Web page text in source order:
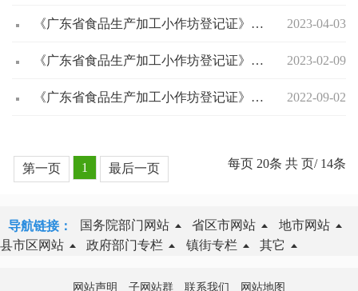
《广东省食品生产加工小作坊登记证》注销公示 2023-04-03
《广东省食品生产加工小作坊登记证》注销公示 2023-02-09
《广东省食品生产加工小作坊登记证》注销公示 2022-09-02
第一页 1 最后一页 每页 20条 共 页/ 14条
导航链接： 国务院部门网站 省区市网站
地市网站
县市区网站
政府部门专栏 镇街专栏 其它
网站声明 子网站群 联系我们 网站地图